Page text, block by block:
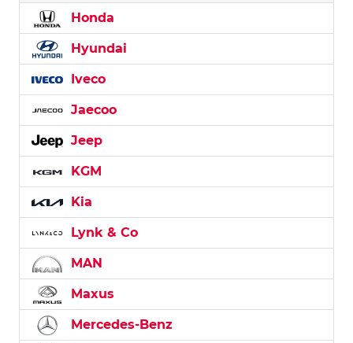
Honda
Hyundai
Iveco
Jaecoo
Jeep
KGM
Kia
Lynk & Co
MAN
Maxus
Mercedes-Benz